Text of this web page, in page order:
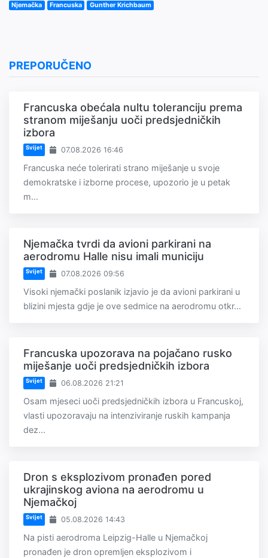
Njemačka Francuska Gunther Krichbaum
PREPORUČENO
Francuska obećala nultu toleranciju prema
stranom miješanju uoči predsjedničkih
izbora
Svijet 07.08.2026 16:46
Francuska neće tolerirati strano miješanje u svoje
demokratske i izborne procese, upozorio je u petak
m...
Njemačka tvrdi da avioni parkirani na
aerodromu Halle nisu imali municiju
Svijet 07.08.2026 09:56
Visoki njemački poslanik izjavio je da avioni parkirani u
blizini mjesta gdje je ove sedmice na aerodromu otkr...
Francuska upozorava na pojačano rusko
miješanje uoči predsjedničkih izbora
Svijet 06.08.2026 21:21
Osam mjeseci uoči predsjedničkih izbora u Francuskoj,
vlasti upozoravaju na intenziviranje ruskih kampanja
dez...
Dron s eksplozivom pronađen pored
ukrajinskog aviona na aerodromu u
Njemačkoj
Svijet 05.08.2026 14:43
Na pisti aerodroma Leipzig-Halle u Njemačkoj
pronađen je dron opremljen eksplozivom i